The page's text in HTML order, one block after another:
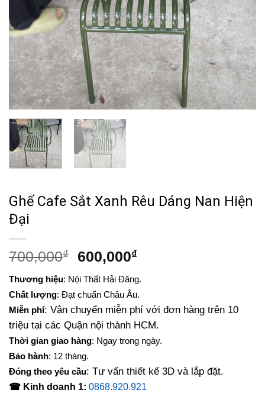
Ghế Cafe Sắt Xanh Rêu Dáng Nan Hiện
Đại
700,000₫
Giá
là:
700,000₫.
600,000₫Giá
tại
là:
600,000₫.
Thương hiệu: Nội Thất Hải Đăng.
Chất lượng: Đạt chuẩn Châu Âu.
Miễn phí: Vận chuyển miễn phí với đơn hàng trên 10
triệu tại các Quận nội thành HCM.
Thời gian giao hàng: Ngay trong ngày.
Bảo hành: 12 tháng.
Đóng theo yêu cầu: Tư vấn thiết kế 3D và lắp đặt.
☎ Kinh doanh 1: 0868.920.921